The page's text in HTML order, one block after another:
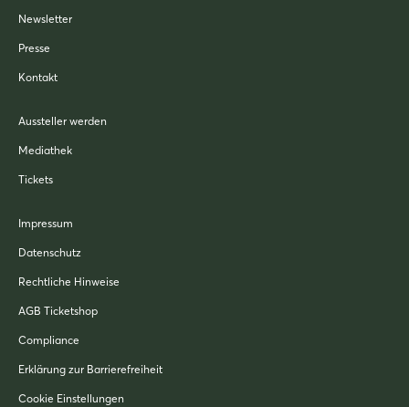
Newsletter
Presse
Kontakt
Aussteller werden
Mediathek
Tickets
Impressum
Datenschutz
Rechtliche Hinweise
AGB Ticketshop
Compliance
Erklärung zur Barrierefreiheit
Cookie Einstellungen